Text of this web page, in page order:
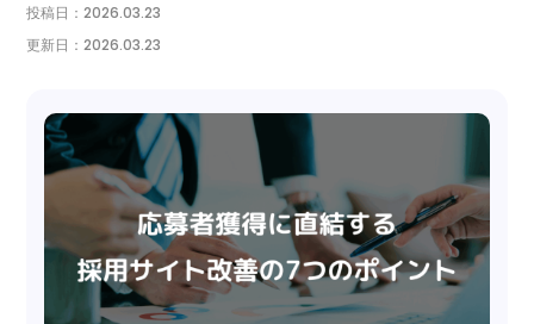
投稿日：2026.03.23
更新日：2026.03.23